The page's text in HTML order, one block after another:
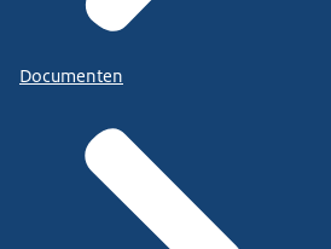
Documenten